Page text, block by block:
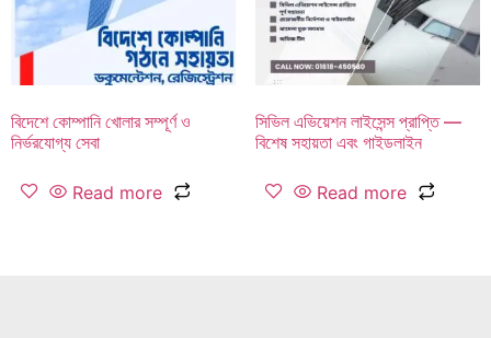
বিদেশে কোম্পানি খোলার সম্পূর্ণ ও
নির্ভরযোগ্য সেবা
Read more
সিভিল এভিয়েশন লাইসেন্স প্রাপ্তি —
বিশেষ সহায়তা এবং গাইডলাইন
Read more